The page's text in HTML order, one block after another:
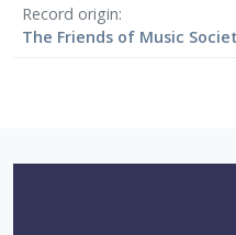
[Φάκελος]
Record origin
The Friends of Music